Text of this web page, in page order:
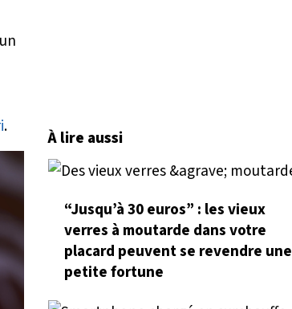
.
À lire aussi
“Jusqu’à 30 euros” : les vieux
verres à moutarde dans votre
placard peuvent se revendre une
petite fortune